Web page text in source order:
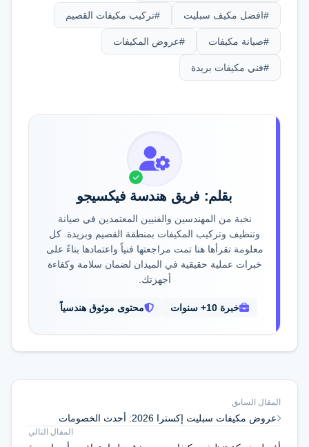
#افضل مكيف سبليت #تركيب مكيفات القصيم
#صيانة مكيفات #عروض المكيفات
#فني مكيفات بريدة
بقلم: فريق هندسة فيكسيجو
نخبة من المهندسين والفنيين المعتمدين في صيانة
وتنظيف وتركيب المكيفات بمنطقة القصيم وبريدة. كل
معلومة تقرأها هنا تمت مراجعتها فنياً واعتمادها بناءً على
خبرات عملية حقيقية في الميدان لضمان سلامة وكفاءة
أجهزتك.
خبرة 10+ سنوات محتوى موثوق هندسياً
المقال السابق
عروض مكيفات سبليت إكسترا 2026: أحدث الخصومات
المقال التالي